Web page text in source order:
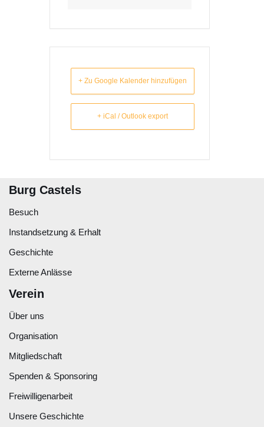
+ Zu Google Kalender hinzufügen
+ iCal / Outlook export
Burg Castels
Besuch
Instandsetzung & Erhalt
Geschichte
Externe Anlässe
Verein
Über uns
Organisation
Mitgliedschaft
Spenden & Sponsoring
Freiwilligenarbeit
Unsere Geschichte